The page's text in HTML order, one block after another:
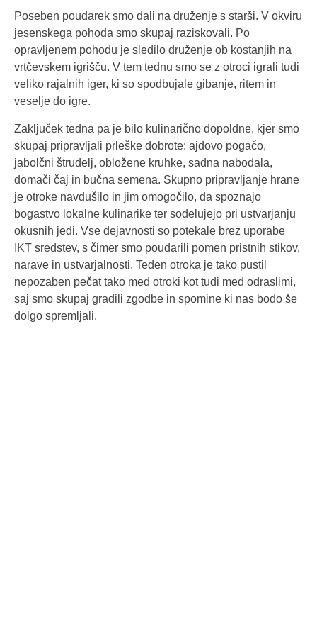
Poseben poudarek smo dali na druženje s starši. V okviru
jesenskega pohoda smo skupaj raziskovali. Po
opravljenem pohodu je sledilo druženje ob kostanjih na
vrtčevskem igrišču. V tem tednu smo se z otroci igrali tudi
veliko rajalnih iger, ki so spodbujale gibanje, ritem in
veselje do igre.
Zaključek tedna pa je bilo kulinarično dopoldne, kjer smo
skupaj pripravljali prleške dobrote: ajdovo pogačo,
jabolčni štrudelj, obložene kruhke, sadna nabodala,
domači čaj in bučna semena. Skupno pripravljanje hrane
je otroke navdušilo in jim omogočilo, da spoznajo
bogastvo lokalne kulinarike ter sodelujejo pri ustvarjanju
okusnih jedi. Vse dejavnosti so potekale brez uporabe
IKT sredstev, s čimer smo poudarili pomen pristnih stikov,
narave in ustvarjalnosti. Teden otroka je tako pustil
nepozaben pečat tako med otroki kot tudi med odraslimi,
saj smo skupaj gradili zgodbe in spomine ki nas bodo še
dolgo spremljali.